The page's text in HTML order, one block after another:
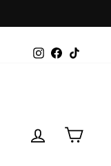
InstagramFacebook
ENTRA